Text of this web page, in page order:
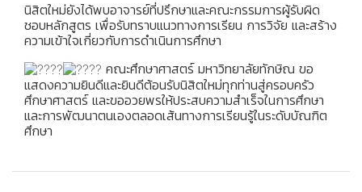
นิสิตใหม่ยังได้พบอาจารย์ที่ปรึกษาและคณะกรรมการผู้รับผิด
ชอบหลักสูตร เพื่อรับทราบแนวทางการเรียน การวิจัย และสร้าง
ความเข้าใจเกี่ยวกับการดำเนินการศึกษา
คณะศึกษาศาสตร์ มหาวิทยาลัยทักษิณ ขอ
แสดงความยินดีและยินดีต้อนรับนิสิตใหม่ทุกท่านสู่ครอบครัว
ศึกษาศาสตร์ และขออวยพรให้ประสบความสำเร็จในการศึกษา
และการพัฒนาตนเองตลอดเส้นทางการเรียนรู้ในระดับบัณฑิต
ศึกษา